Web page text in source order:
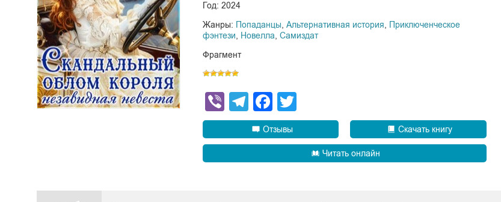
Год: 2024
Жанры: Попаданцы Альтернативная история
Приключенческое
фэнтези
Новелла Самиздат
Фрагмент
ViberTelegram
Facebook
Отзывы Скачать книгу
Читать онлайн